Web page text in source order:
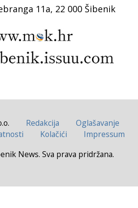
11a, 22 000 Šibenik
Redakcija
Oglašavanje
Kolačići
Impressum
News. Sva prava pridržana.